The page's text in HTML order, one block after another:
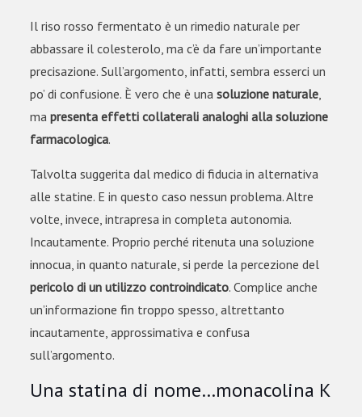
Il riso rosso fermentato è un rimedio naturale per
abbassare il colesterolo, ma c’è da fare un’importante
precisazione. Sull’argomento, infatti, sembra esserci un
po’ di confusione. È vero che è una soluzione naturale,
ma presenta effetti collaterali analoghi alla soluzione
farmacologica.
Talvolta suggerita dal medico di fiducia in alternativa
alle statine. E in questo caso nessun problema. Altre
volte, invece, intrapresa in completa autonomia.
Incautamente. Proprio perché ritenuta una soluzione
innocua, in quanto naturale, si perde la percezione del
pericolo di un utilizzo controindicato. Complice anche
un’informazione fin troppo spesso, altrettanto
incautamente, approssimativa e confusa
sull’argomento.
Una statina di nome…monacolina K